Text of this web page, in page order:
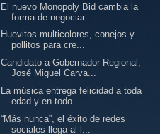
El nuevo Monopoly Bid cambia la
forma de negociar ...
Huevitos multicolores, conejos y
pollitos para cre...
Candidato a Gobernador Regional,
José Miguel Carva...
La música entrega felicidad a toda
edad y en todo ...
“Más nunca”, el éxito de redes
sociales llega al l...